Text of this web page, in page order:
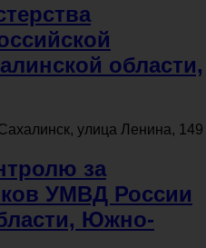
области,
улица Ленина, 149
за
УМВД России
Южно-